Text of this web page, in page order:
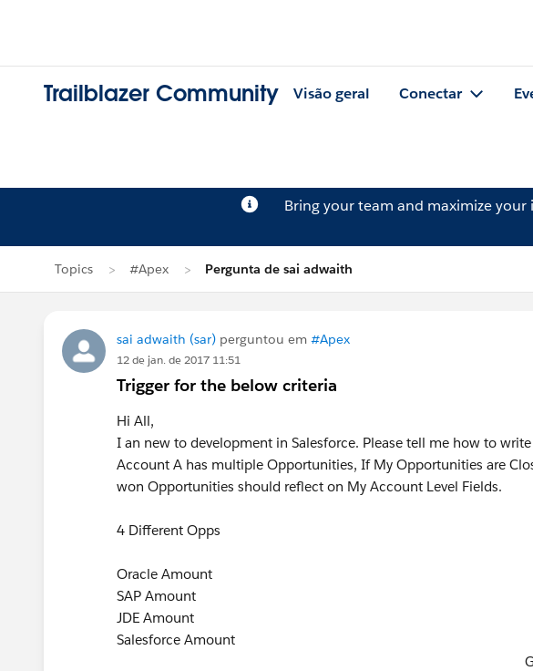
Trailblazer Community Visão geral Conectar
Bring your team and maximize
Topics #Apex Pergunta de sai adwaith
sai adwaith (sar) perguntou em #Apex
12 de jan. de 2017 11:51
Trigger for the below criteria
Hi All,
I an new to development in Salesforce. Please tell me how to
Account A has multiple Opportunities, If My Opportunities are
won Opportunities should reflect on My Account Level Fields.
4 Different Opps
Oracle
SAP
JDE
Salesforce
Grand Total